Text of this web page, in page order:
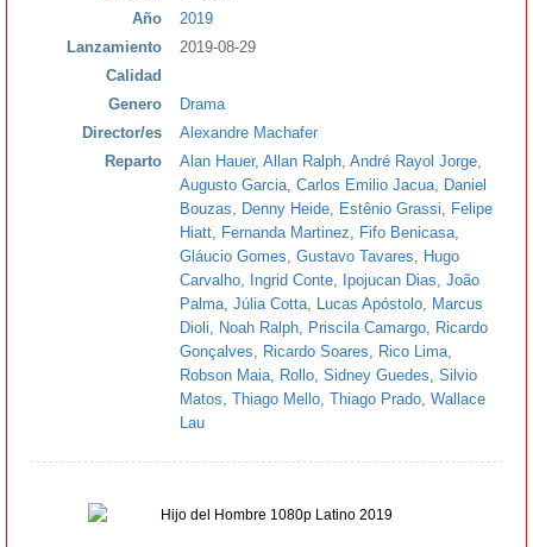
Año
2019
Lanzamiento
2019-08-29
Calidad
Genero
Drama
Director/es
Alexandre Machafer
Reparto
Alan Hauer, Allan Ralph André Rayol Jorge
Augusto Garcia Carlos Emilio Jacua
Daniel
Bouzas
Denny Heide Estênio Grassi
Felipe
Hiatt
Fernanda Martinez Fifo Benicasa
Gláucio Gomes Gustavo Tavares
Hugo
Carvalho
Ingrid Conte Ipojucan Dias João
Palma Júlia Cotta Lucas Apóstolo
Marcus
Dioli
Noah Ralph Priscila Camargo
Ricardo
Gonçalves
Ricardo Soares Rico Lima
Robson Maia
Rollo Sidney Guedes Silvio
Matos Thiago Mello Thiago Prado Wallace
Lau